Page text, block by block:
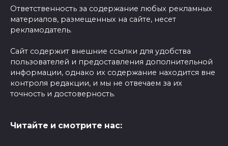
Ответственность за содержание любых рекламных
материалов, размещенных на сайте, несет
рекламодатель.
Сайт содержит внешние ссылки для удобства
пользователей и предоставления дополнительной
информации, однако их содержание находится вне
контроля редакции, и мы не отвечаем за их
точность и достоверность.
Читайте и смотрите нас: